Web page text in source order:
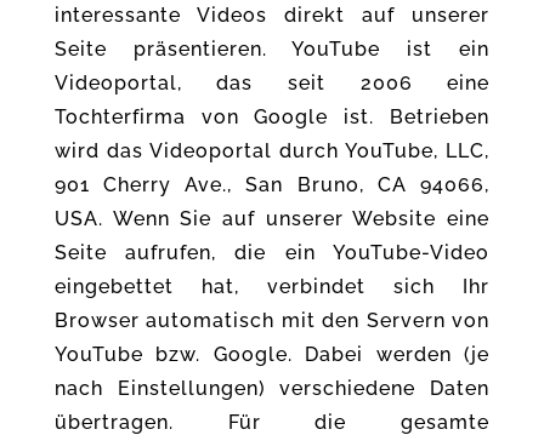
interessante Videos direkt auf unserer
Seite präsentieren. YouTube ist ein
Videoportal, das seit 2006 eine
Tochterfirma von Google ist. Betrieben
wird das Videoportal durch YouTube, LLC,
901 Cherry Ave., San Bruno, CA 94066,
USA. Wenn Sie auf unserer Website eine
Seite aufrufen, die ein YouTube-Video
eingebettet hat, verbindet sich Ihr
Browser automatisch mit den Servern von
YouTube bzw. Google. Dabei werden (je
nach Einstellungen) verschiedene Daten
übertragen. Für die gesamte